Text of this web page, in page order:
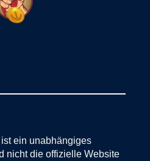
ein unabhängiges
nicht die offizielle Website